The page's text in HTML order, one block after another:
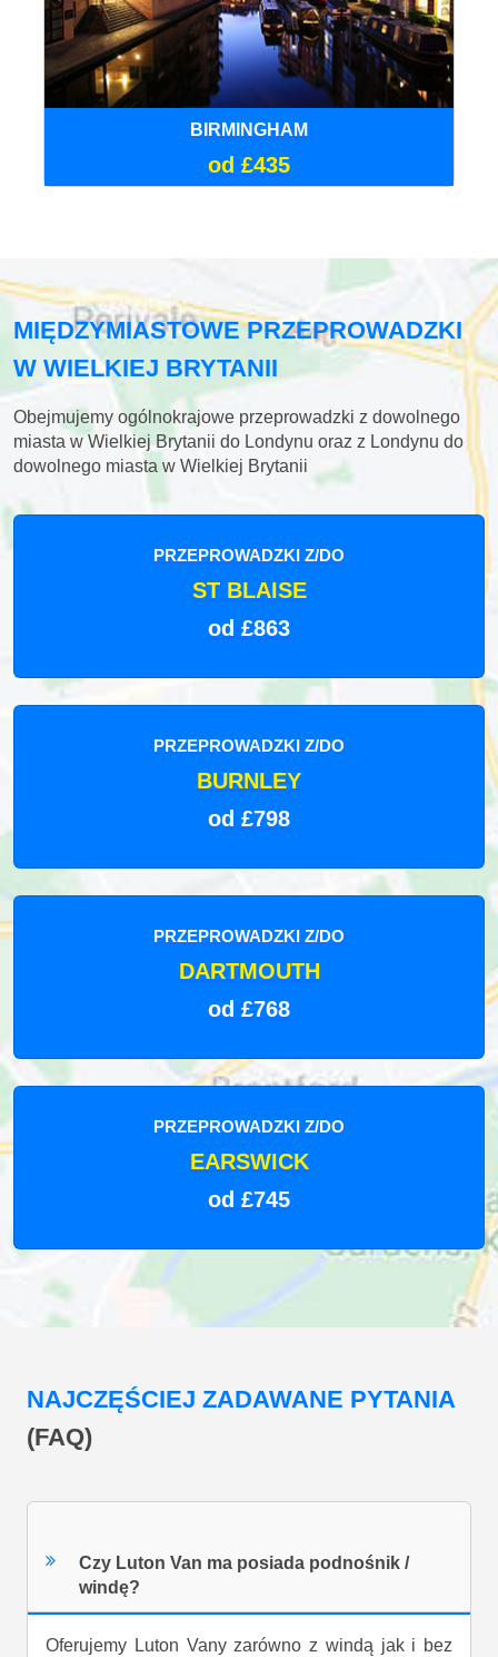
BIRMINGHAM
od £435
MIĘDZYMIASTOWE PRZEPROWADZKI
W WIELKIEJ BRYTANII
Obejmujemy ogólnokrajowe przeprowadzki z dowolnego
miasta w Wielkiej Brytanii do Londynu oraz z Londynu do
dowolnego miasta w Wielkiej Brytanii
PRZEPROWADZKI Z/DO
ST BLAISE
od £863
PRZEPROWADZKI Z/DO
BURNLEY
od £798
PRZEPROWADZKI Z/DO
DARTMOUTH
od £768
PRZEPROWADZKI Z/DO
EARSWICK
od £745
NAJCZĘŚCIEJ ZADAWANE PYTANIA
(FAQ)
Czy Luton Van ma posiada podnośnik /
windę?
Oferujemy Luton Vany zarówno z windą jak i bez